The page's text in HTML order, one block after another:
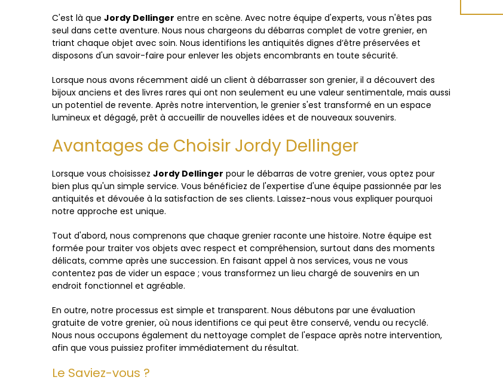
C'est là que Jordy Dellinger entre en scène. Avec notre équipe d'experts, vous n'êtes pas
seul dans cette aventure. Nous nous chargeons du débarras complet de votre grenier, en
triant chaque objet avec soin. Nous identifions les antiquités dignes d’être préservées et
disposons d'un savoir-faire pour enlever les objets encombrants en toute sécurité.
Lorsque nous avons récemment aidé un client à débarrasser son grenier, il a découvert des
bijoux anciens et des livres rares qui ont non seulement eu une valeur sentimentale, mais aussi
un potentiel de revente. Après notre intervention, le grenier s'est transformé en un espace
lumineux et dégagé, prêt à accueillir de nouvelles idées et de nouveaux souvenirs.
Avantages de Choisir Jordy Dellinger
Lorsque vous choisissez Jordy Dellinger pour le débarras de votre grenier, vous optez pour
bien plus qu'un simple service. Vous bénéficiez de l'expertise d'une équipe passionnée par les
antiquités et dévouée à la satisfaction de ses clients. Laissez-nous vous expliquer pourquoi
notre approche est unique.
Tout d'abord, nous comprenons que chaque grenier raconte une histoire. Notre équipe est
formée pour traiter vos objets avec respect et compréhension, surtout dans des moments
délicats, comme après une succession. En faisant appel à nos services, vous ne vous
contentez pas de vider un espace ; vous transformez un lieu chargé de souvenirs en un
endroit fonctionnel et agréable.
En outre, notre processus est simple et transparent. Nous débutons par une évaluation
gratuite de votre grenier, où nous identifions ce qui peut être conservé, vendu ou recyclé.
Nous nous occupons également du nettoyage complet de l'espace après notre intervention,
afin que vous puissiez profiter immédiatement du résultat.
Le Saviez-vous ?